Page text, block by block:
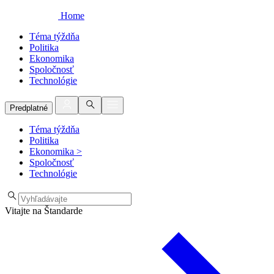
Home
Téma týždňa
Politika
Ekonomika
Spoločnosť
Technológie
Predplatné
Téma týždňa
Politika
Ekonomika >
Spoločnosť
Technológie
Vitajte na Štandarde